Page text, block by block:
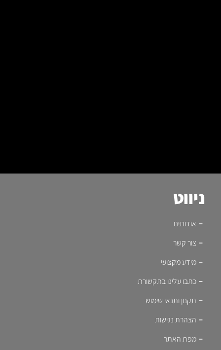
ניווט
אודותינו
צור קשר
מידע מקצועי
כתבו עלינו בתקשורת
תקנון ותנאי שימוש
הצהרת נגישות
מפת האתר